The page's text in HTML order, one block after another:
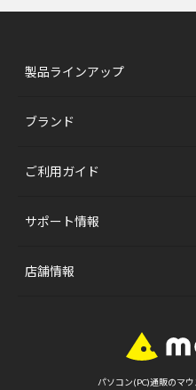
製品ラインアップ
ブランド
ご利用ガイド
サポート情報
店舗情報
パソコン(PC)通販のマ